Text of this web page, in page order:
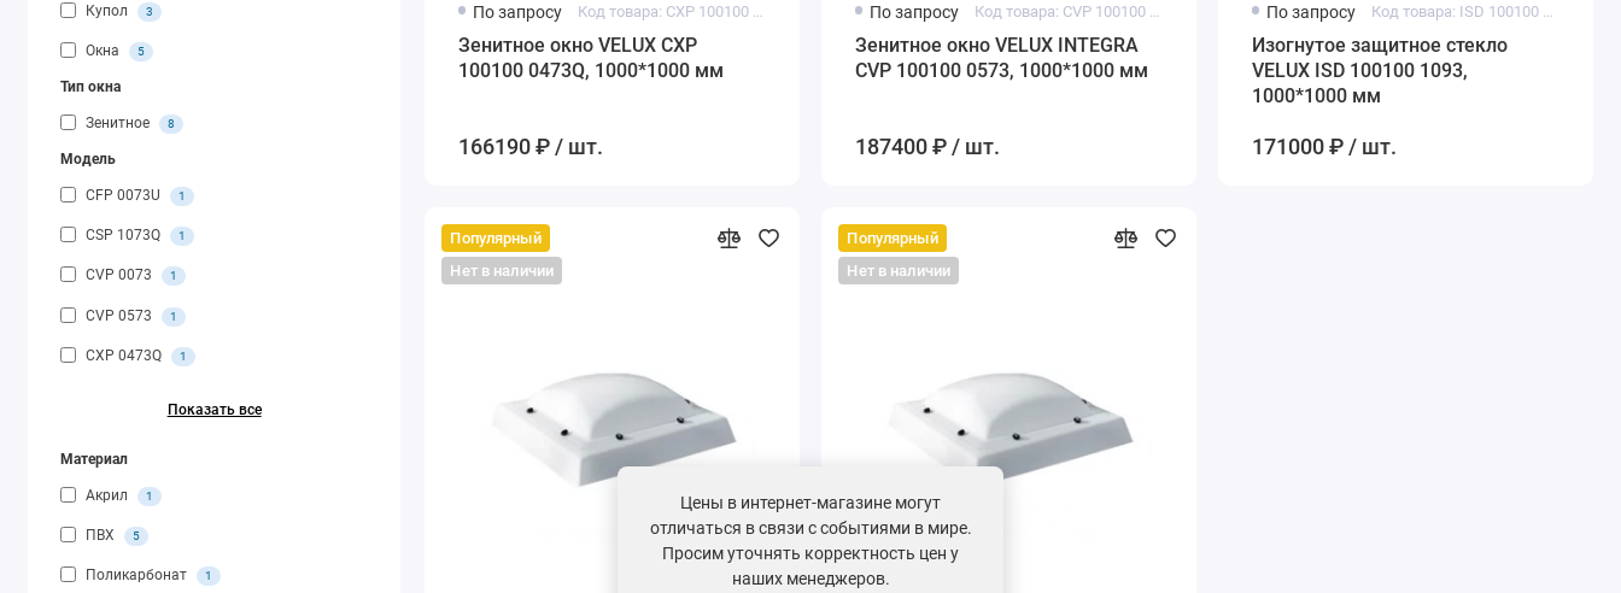
Купол 3
Окна 5
Тип окна
Зенитное 8
Модель
CFP 0073U 1
CSP 1073Q 1
CVP 0073 1
CVP 0573 1
CXP 0473Q 1
Показать все
Материал
Акрил 1
ПВХ 5
Поликарбонат 1
По запросу Код товара: CXP 100100 0473Q
Зенитное окно VELUX CXP
100100 0473Q, 1000*1000 мм
166190 ₽ / шт.
По запросу Код товара: CVP 100100 0573
Зенитное окно VELUX INTEGRA
CVP 100100 0573, 1000*1000 мм
187400 ₽ / шт.
По запросу Код товара: ISD 100100 1093
Изогнутое защитное стекло
VELUX ISD 100100 1093,
1000*1000 мм
171000 ₽ / шт.
Популярный
Нет в наличии
Популярный
Нет в наличии
Цены в интернет-магазине могут
отличаться в связи с событиями в мире.
Просим уточнять корректность цен у
наших менеджеров.